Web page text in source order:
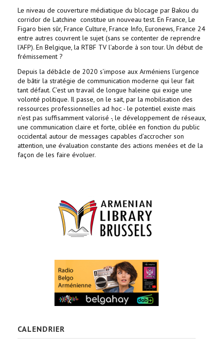
Le niveau de couverture médiatique du blocage par Bakou du
corridor de Latchine constitue un nouveau test. En France, Le
Figaro bien sûr, France Culture, France Info, Euronews, France 24
entre autres couvrent le sujet (sans se contenter de reprendre
l’AFP). En Belgique, la RTBF TV l’aborde à son tour. Un début de
frémissement ?
Depuis la débâcle de 2020 s’impose aux Arméniens l’urgence
de bâtir la stratégie de communication moderne qui leur fait
tant défaut. C’est un travail de longue haleine qui exige une
volonté politique. Il passe, on le sait, par la mobilisation des
ressources professionnelles ad hoc - le potentiel existe mais
n’est pas suffisamment valorisé -, le développement de réseaux,
une communication claire et forte, ciblée en fonction du public
occidental autour de messages capables d’accrocher son
attention, une évaluation constante des actions menées et de la
façon de les faire évoluer.
CALENDRIER